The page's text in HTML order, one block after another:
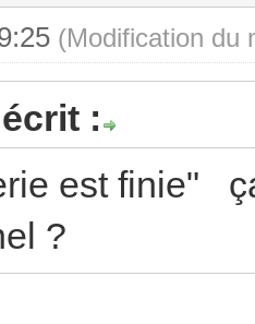
(Modification du
:
est finie"
?